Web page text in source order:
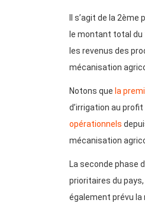
Il s’agit de la
le montant total du
les revenus des
mécanisation
Notons que la
d’irrigation au
opérationnels
mécanisation
La seconde phase
prioritaires du
également prévu